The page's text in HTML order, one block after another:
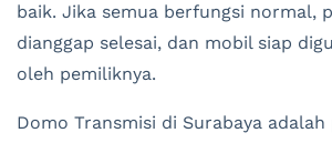
baik. Jika semua berfungsi normal,
dianggap selesai, dan mobil siap
oleh pemiliknya.
Domo Transmisi di Surabaya